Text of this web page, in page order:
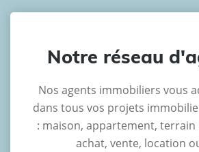
Notre réseau
Nos agents immobiliers vous
dans tous vos projets
: maison, appartement, terrain
achat, vente, location